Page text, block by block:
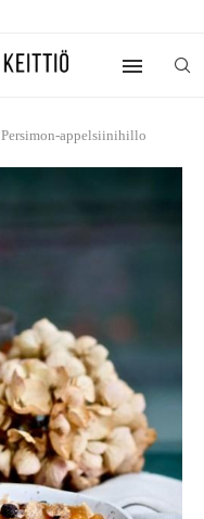
Persimon-appelsiinihillo